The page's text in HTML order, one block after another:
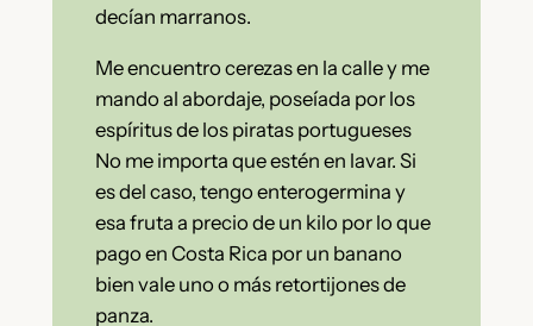
decían marranos.
Me encuentro cerezas en la calle y me
mando al abordaje, poseíada por los
espíritus de los piratas portugueses
No me importa que estén en lavar. Si
es del caso, tengo enterogermina y
esa fruta a precio de un kilo por lo que
pago en Costa Rica por un banano
bien vale uno o más retortijones de
panza.